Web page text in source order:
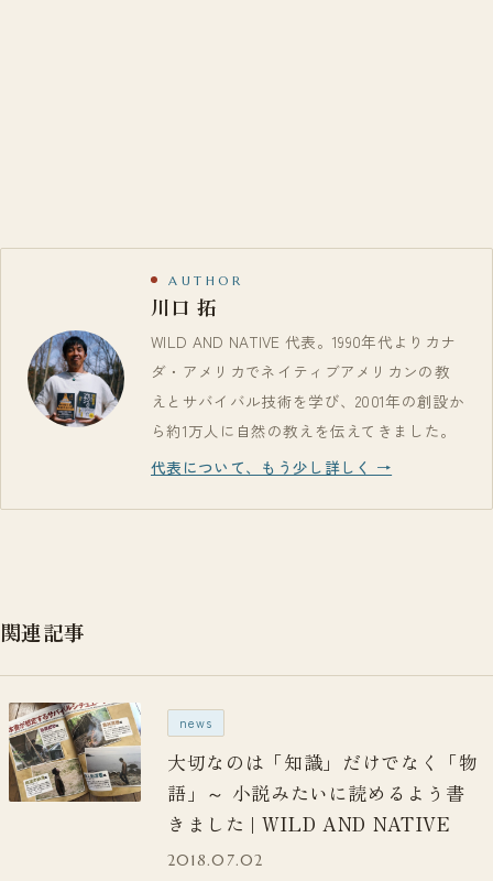
AUTHOR
川口 拓
WILD AND NATIVE 代表。1990年代よりカナ
ダ・アメリカでネイティブアメリカンの教
えとサバイバル技術を学び、2001年の創設か
ら約1万人に自然の教えを伝えてきました。
代表について、もう少し詳しく →
関連記事
news
大切なのは「知識」だけでなく「物
語」～ 小説みたいに読めるよう書
きました | WILD AND NATIVE
2018.07.02